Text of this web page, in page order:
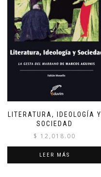
LITERATURA, IDEOLOGÍA Y
SOCIEDAD
$ 12,018.00
LEER MÁS